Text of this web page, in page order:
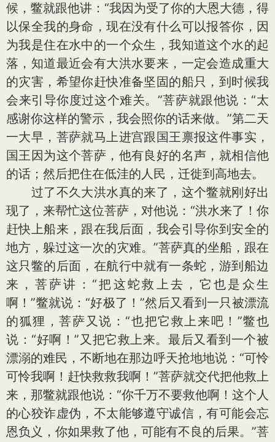
候，鳖就跟他讲：“我因为受了你的大恩大德，得
以保全我的身命，现在没有什么可以报答你，因
为我是住在水中的一个众生，我知道这个水的起
落，知道最近会有大洪水要来，一定会造成重大
的灾害，希望你赶快准备坚固的船只，到时候我
会来引导你度过这个难关。”菩萨就跟他说：“太
感谢你这样的警示，我会照你的话来做。”第二天
一大早，菩萨就马上进宫跟国王禀报这件事实，
国王因为这个菩萨，他有良好的名声，就相信他
的话；然后把住在低洼的人民，迁徙到高地去。
过了不久大洪水真的来了，这个鳖就刚好出
现了，来帮忙这位菩萨，对他说：“洪水来了！你
赶快上船来，跟在我后面，我会引导你到安全的
地方，躲过这一次的灾难。”菩萨真的坐船，跟在
这只鳖的后面，在航行中就有一条蛇，游到船边
来，菩萨讲：“把这蛇救上去，它也是众生
啊！”鳖就说：“好极了！”然后又看到一只被漂流
的狐狸，菩萨又说：“也把它救上来吧！”鳖也
说：“好啊！”又把它救上来。最后又看到一个被
漂溺的难民，不断地在那边呼天抢地地说：“可怜
可怜我啊！赶快救救我啊！”菩萨就交代把他救上
来，那鳖就跟他说：“你千万不要救他啊！这个人
的心狡诈虚伪，不太能够遵守诚信，有可能会忘
恩负义，你如果救了他，可能有不良的后果。”菩